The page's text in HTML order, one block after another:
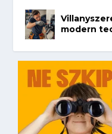
modern